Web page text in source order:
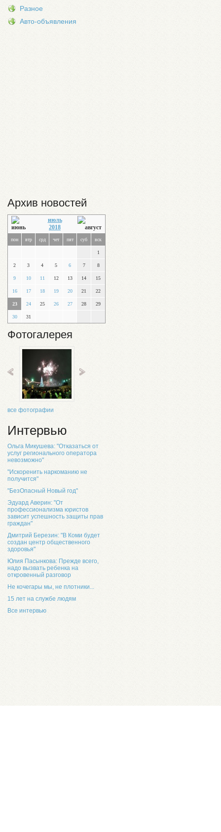
Разное
Авто-объявления
Архив новостей
июль
2018
пон втр срд чет пят суб вск
1
2 3 4 5 6 7 8
9 10 11 12 13 14 15
16 17 18 19 20 21 22
23 24 25 26 27 28 29
30 31
Фотогалерея
все фотографии
Интервью
Ольга Микушева: "Отказаться от
услуг регионального оператора
невозможно"
"Искоренить наркоманию не
получится"
"БезОпасный Новый год"
Эдуард Аверин: "От
профессионализма юристов
зависит успешность защиты прав
граждан"
Дмитрий Березин: "В Коми будет
создан центр общественного
здоровья"
Юлия Пасынкова: Прежде всего,
надо вызвать ребенка на
откровенный разговор
Не кочегары мы, не плотники...
15 лет на службе людям
Все интервью